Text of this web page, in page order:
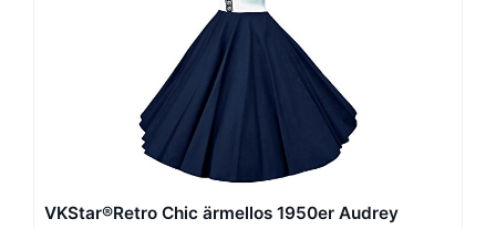
VKStar®Retro Chic ärmellos 1950er Audrey